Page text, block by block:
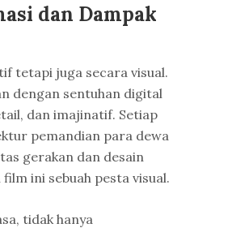
dan Dampak
tetapi juga secara visual.
dengan sentuhan digital
dan imajinatif. Setiap
pemandian para dewa
gerakan dan desain
ini sebuah pesta visual.
tidak hanya